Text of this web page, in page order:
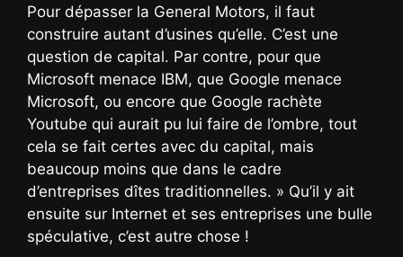
Pour dépasser la General Motors, il faut
construire autant d’usines qu’elle. C’est une
question de capital. Par contre, pour que
Microsoft menace IBM, que Google menace
Microsoft, ou encore que Google rachète
Youtube qui aurait pu lui faire de l’ombre, tout
cela se fait certes avec du capital, mais
beaucoup moins que dans le cadre
d’entreprises dîtes traditionnelles. » Qu’il y ait
ensuite sur Internet et ses entreprises une bulle
spéculative, c’est autre chose !